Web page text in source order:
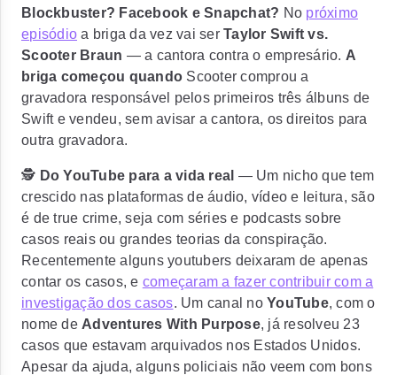
Blockbuster? Facebook e Snapchat? No próximo
episódio a briga da vez vai ser Taylor Swift vs.
Scooter Braun — a cantora contra o empresário. A
briga começou quando Scooter comprou a
gravadora responsável pelos primeiros três álbuns de
Swifte vendeu, sem avisar a cantora, os direitos para
outra gravadora.
🕵️ Do YouTube para a vida real — Um nicho que tem
crescido nas plataformas de áudio, vídeo e leitura, são
é de true crime, seja com séries e podcasts sobre
casos reais ou grandes teorias da conspiração.
Recentemente alguns youtubers deixaram de apenas
contar os casos, e começaram a fazer contribuir com a
investigação dos casos. Um canal no YouTube, com o
nome de Adventures With Purpose, já resolveu 23
casos que estavam arquivados nos Estados Unidos.
Apesar da ajuda, alguns policiais não veem com bons